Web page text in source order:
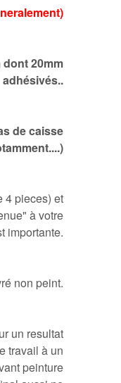
20mm
adhésivés..
de caisse
4 pieces) et
à votre
importante.
non peint.
un resultat
travail à un
peinture